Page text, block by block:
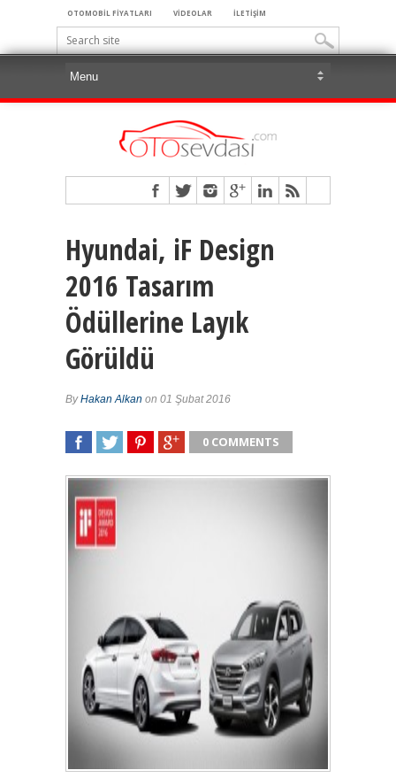
OTOMOBİL FİYATLARI VİDEOLAR İLETİŞİM
Hyundai, iF Design
2016 Tasarım
Ödüllerine Layık
Görüldü
ByHakan Alkan on 01 Şubat 2016
0 COMMENTS